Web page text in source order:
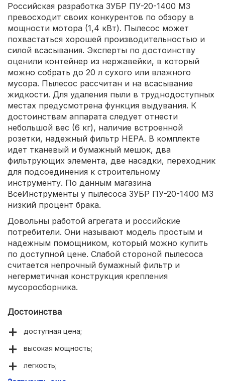
Российская разработка ЗУБР ПУ-20-1400 М3
превосходит своих конкурентов по обзору в
мощности мотора (1,4 кВт). Пылесос может
похвастаться хорошей производительностью и
силой всасывания. Эксперты по достоинству
оценили контейнер из нержавейки, в который
можно собрать до 20 л сухого или влажного
мусора. Пылесос рассчитан и на всасывание
жидкости. Для удаления пыли в труднодоступных
местах предусмотрена функция выдувания. К
достоинствам аппарата следует отнести
небольшой вес (6 кг), наличие встроенной
розетки, надежный фильтр HEPA. В комплекте
идет тканевый и бумажный мешок, два
фильтрующих элемента, две насадки, переходник
для подсоединения к строительному
инструменту. По данным магазина
ВсеИнструменты у пылесоса ЗУБР ПУ-20-1400 М3
низкий процент брака.
Довольны работой агрегата и российские
потребители. Они называют модель простым и
надежным помощником, который можно купить
по доступной цене. Слабой стороной пылесоса
считается непрочный бумажный фильтр и
негерметичная конструкция крепления
мусоросборника.
Достоинства
доступная цена;
высокая мощность;
легкость;